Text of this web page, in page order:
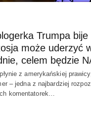
Trumpa
może uderzyć
celem będzie
z amerykańskiej
– jedna z najbardziej
komentatorek…